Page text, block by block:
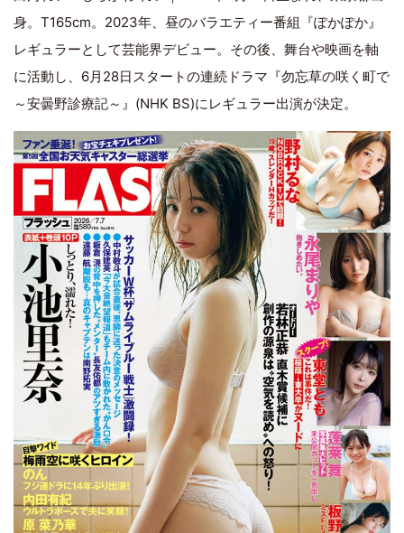
身。T165cm。2023年、昼のバラエティー番組『ぽかぽか』
レギュラーとして芸能界デビュー。その後、舞台や映画を軸
に活動し、6月28日スタートの連続ドラマ『勿忘草の咲く町で
～安曇野診療記～』(NHK BS)にレギュラー出演が決定。